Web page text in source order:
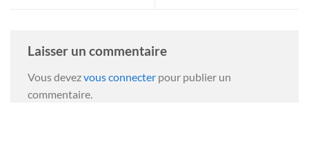
Laisser un commentaire
Vous devezvous connecter pour publier un
commentaire.